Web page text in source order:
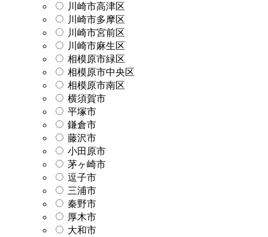
川崎市高津区
川崎市多摩区
川崎市宮前区
川崎市麻生区
相模原市緑区
相模原市中央区
相模原市南区
横須賀市
平塚市
鎌倉市
藤沢市
小田原市
茅ヶ崎市
逗子市
三浦市
秦野市
厚木市
大和市